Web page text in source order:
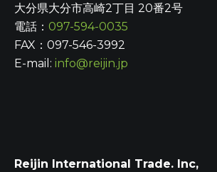
大分県大分市高崎2丁目 20番2号
電話： 097-594-0035
FAX：097-546-3992
E-mail: info@reijin.jp
Reijin International Trade. Inc,